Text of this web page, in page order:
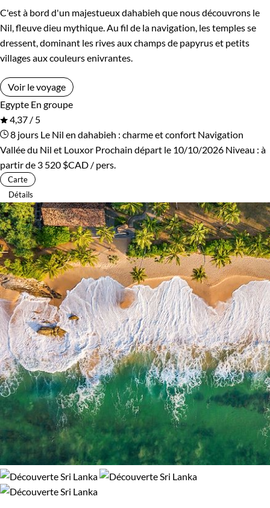
C'est à bord d'un majestueux dahabieh que nous découvrons le
Nil, fleuve dieu mythique. Au fil de la navigation, les temples se
dressent, dominant les rives aux champs de papyrus et petits
villages aux couleurs enivrantes.
Voir le voyage
Egypte En groupe
4,37 / 5
8 jours Le Nil en dahabieh : charme et confort Navigation
Vallée du Nil et Louxor Prochain départ le 10/10/2026 Niveau : à
partir de 3 520 $CAD / pers.
Carte
Détails